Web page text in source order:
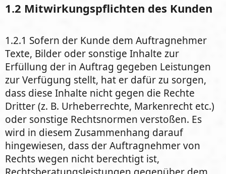
1.2 Mitwirkungspflichten des Kunden
1.2.1 Sofern der Kunde dem Auftragnehmer
Texte, Bilder oder sonstige Inhalte zur
Erfüllung der in Auftrag gegeben Leistungen
zur Verfügung stellt, hat er dafür zu sorgen,
dass diese Inhalte nicht gegen die Rechte
Dritter (z. B. Urheberrechte, Markenrecht etc.)
oder sonstige Rechtsnormen verstoßen. Es
wird in diesem Zusammenhang darauf
hingewiesen, dass der Auftragnehmer von
Rechts wegen nicht berechtigt ist,